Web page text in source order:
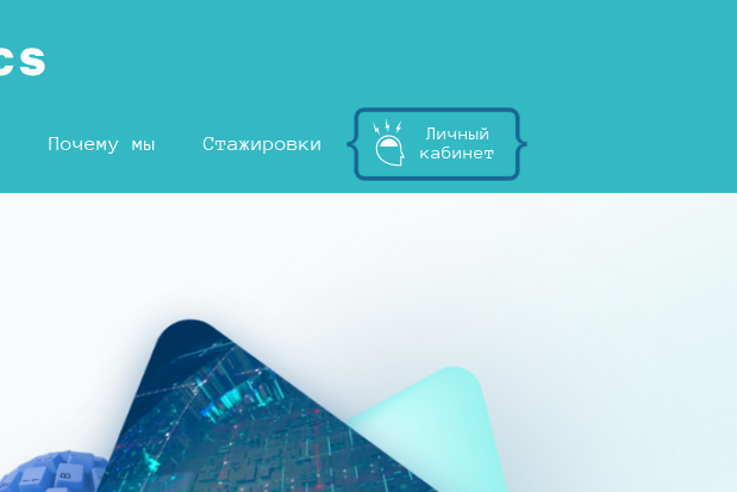
Почему мы Стажировки
Личный
кабинет